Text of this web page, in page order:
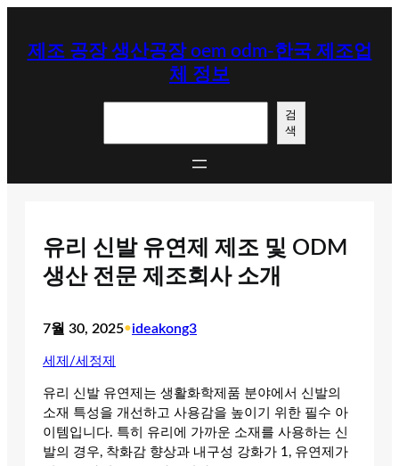
제조 공장 생산공장 oem odm-한국 제조업
체 정보
검
색
유리 신발 유연제 제조 및 ODM
생산 전문 제조회사 소개
7월 30, 2025•ideakong3
세제/세정제
유리 신발 유연제는 생활화학제품 분야에서 신발의
소재 특성을 개선하고 사용감을 높이기 위한 필수 아
이템입니다. 특히 유리에 가까운 소재를 사용하는 신
발의 경우, 착화감 향상과 내구성 강화가 1, 유연제가